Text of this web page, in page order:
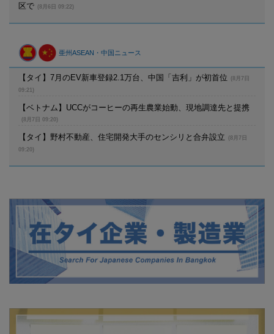
区で
(8月6日 09:22)
亜州ASEAN・中国ニュース
【タイ】7月のEV新車登録2.1万台、中国「吉利」が初首位
(8月7日
09:21)
【ベトナム】UCCがコーヒーの再生農業始動、現地調達先と提携
(8月7日 09:20)
【タイ】野村不動産、住宅開発大手のセンシリと合弁設立
(8月7日
09:20)